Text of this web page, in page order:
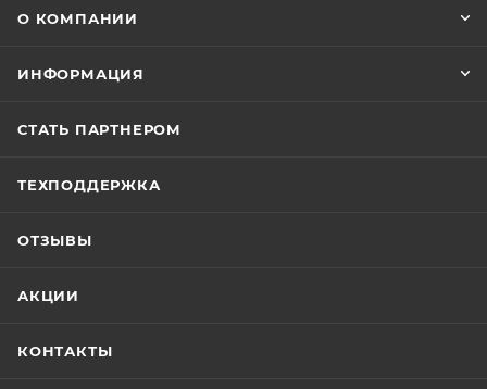
О КОМПАНИИ
ИНФОРМАЦИЯ
СТАТЬ ПАРТНЕРОМ
ТЕХПОДДЕРЖКА
ОТЗЫВЫ
АКЦИИ
КОНТАКТЫ